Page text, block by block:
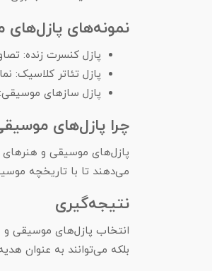
نمونه‌های
پازل کنسرت زنده:
پازل تئاتر کلاسیک:
پازل سازهای
چرا پازل‌های
پازل‌های موسیقی و هنرهای
می‌دهند تا با تاریخچه
نتیجه‌گیری
انتخاب پازل‌های موسیقی و
بلکه می‌توانند به عنوان